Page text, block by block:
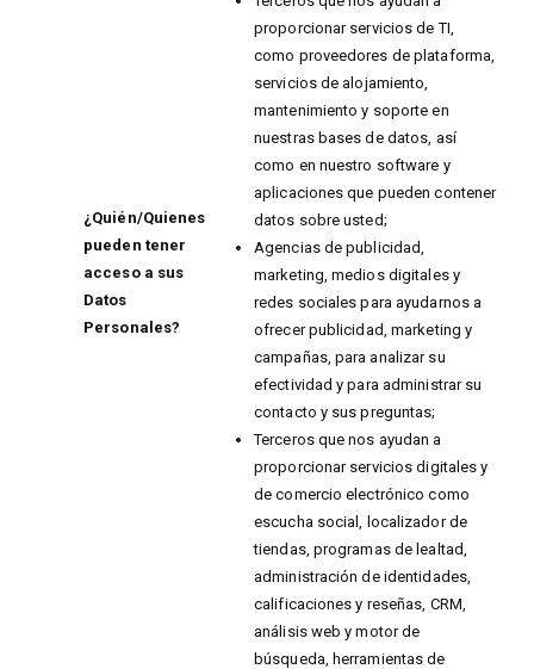
¿Quién/Quienes
pueden tener
acceso a sus
Datos
Personales?
proporcionar servicios de TI,
como proveedores de plataforma,
servicios de alojamiento,
mantenimiento y soporte en
nuestras bases de datos, así
como en nuestro software y
aplicaciones que pueden contener
datos sobre usted;
Agencias de publicidad,
marketing, medios digitales y
redes sociales para ayudarnos a
ofrecer publicidad, marketing y
campañas, para analizar su
efectividad y para administrar su
contacto y sus preguntas;
Terceros que nos ayudan a
proporcionar servicios digitales y
de comercio electrónico como
escucha social, localizador de
tiendas, programas de lealtad,
administración de identidades,
calificaciones y reseñas, CRM,
análisis web y motor de
búsqueda, herramientas de